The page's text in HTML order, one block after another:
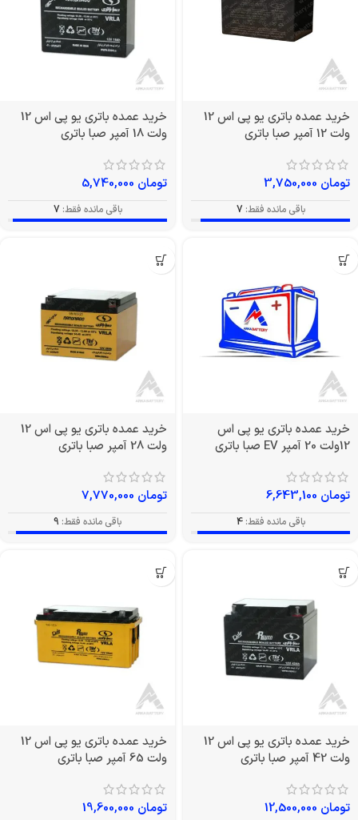
خرید عمده باتری یو پی اس 12
ولت 12 آمپر صبا باتری
تومان
باقی مانده فقط: 7
خرید عمده باتری یو پی اس 12
ولت 18 آمپر صبا باتری
تومان
باقی مانده فقط: 7
خرید عمده باتری یو پی اس
12ولت 20 آمپر EV صبا باتری
تومان
باقی مانده فقط: 4
خرید عمده باتری یو پی اس 12
ولت 28 آمپر صبا باتری
تومان
باقی مانده فقط: 9
خرید عمده باتری یو پی اس 12
ولت 42 آمپر صبا باتری
تومان
خرید عمده باتری یو پی اس 12
ولت 65 آمپر صبا باتری
تومان